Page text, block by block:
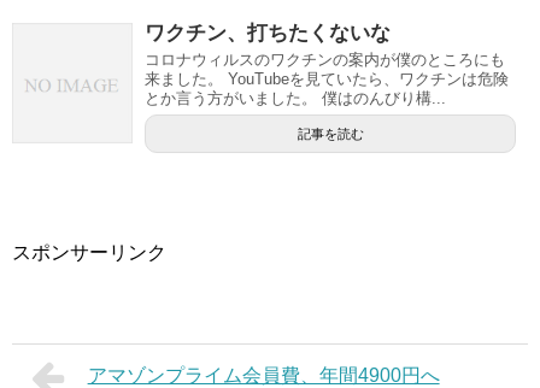
ワクチン、打ちたくないな
コロナウィルスのワクチンの案内が僕のところにも
来ました。 YouTubeを見ていたら、ワクチンは危険
とか言う方がいました。 僕はのんびり構...
記事を読む
スポンサーリンク
アマゾンプライム会員費、年間4900円へ